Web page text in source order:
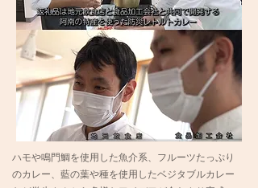
ハモや鳴門鯛を使用した魚介系、フルーツたっぷり
のカレー、藍の葉や種を使用したベジタブルカレー